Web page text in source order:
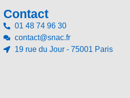
Contact
01 48 74 96 30
contact@snac.fr
19 rue du Jour - 75001 Paris